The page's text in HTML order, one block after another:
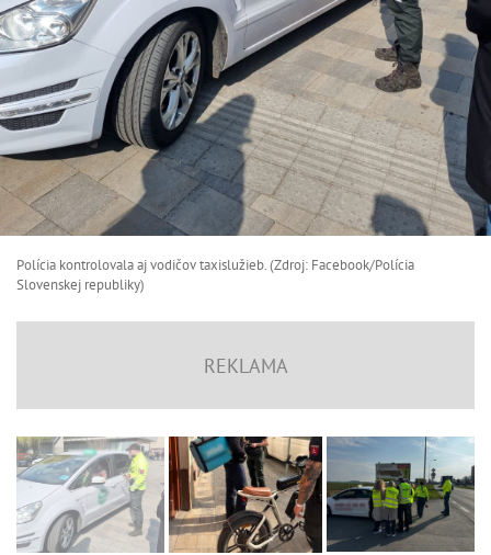
Polícia kontrolovala aj vodičov taxislužieb. (Zdroj: Facebook/Polícia
Slovenskej republiky )